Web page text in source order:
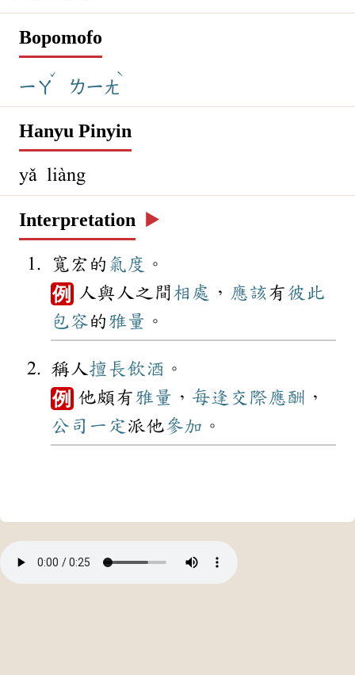
Bopomofo
ㄧㄚ
ˇ
ㄌㄧㄤ
ˋ
Hanyu Pinyin
yǎ liàng
Interpretation ▶️
寬宏的 氣度 。
例 人與人之間相處 ， 應該有彼此
包容的雅量 。
稱人 擅長飲酒 。
例 他頗有雅量 ， 每逢 交際應酬 ，
公司 一定 派他參加 。